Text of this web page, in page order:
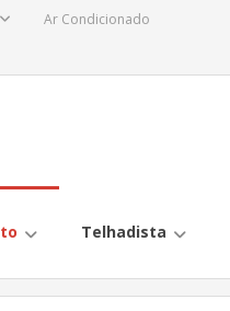
Ar Condicionado
Telhadista